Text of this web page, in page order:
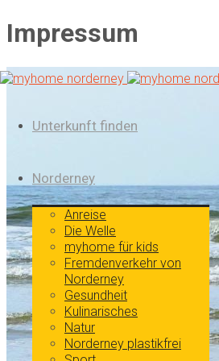
Impressum
Unterkunft finden
Norderney
Anreise
Die Welle
myhome für kids
Fremdenverkehr von
Norderney
Gesundheit
Kulinarisches
Natur
Norderney plastikfrei